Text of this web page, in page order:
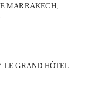
MARRAKECH,
LE GRAND HÔTEL